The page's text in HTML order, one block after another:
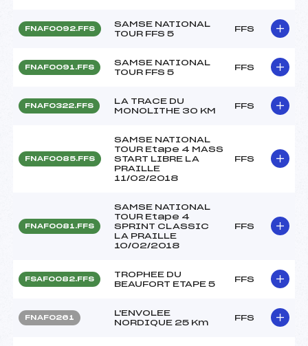
FNAF0092.FFS
SAMSE NATIONAL
TOUR FFS 5
FFS
FNAF0091.FFS
SAMSE NATIONAL
TOUR FFS 5
FFS
FNAF0322.FFS
LA TRACE DU
MONOLITHE 30 KM
FFS
FNAF0085.FFS
SAMSE NATIONAL
TOUR Etape 4 MASS
START LIBRE LA
PRAILLE
11/02/2018
FFS
FNAF0081.FFS
SAMSE NATIONAL
TOUR Etape 4
SPRINT CLASSIC
LA PRAILLE
10/02/2018
FFS
FSAF0082.FFS
TROPHEE DU
BEAUFORT ETAPE 5
FFS
FNAF0261
L'ENVOLEE
NORDIQUE 25 Km
FFS